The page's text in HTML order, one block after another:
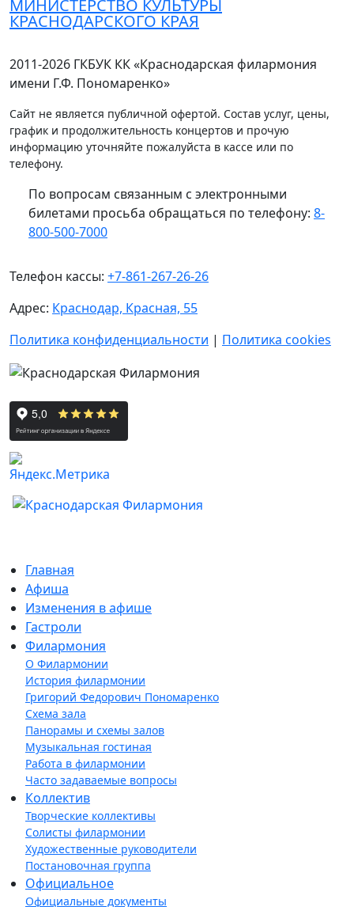
МИНИСТЕРСТВО КУЛЬТУРЫ
КРАСНОДАРСКОГО КРАЯ
2011-2026 ГКБУК КК «Краснодарская филармония
имени Г.Ф. Пономаренко»
Сайт не является публичной офертой. Состав услуг, цены,
график и продолжительность концертов и прочую
информацию уточняйте пожалуйста в кассе или по
телефону.
По вопросам связанным с электронными
билетами просьба обращаться по телефону: 8-
800-500-7000
Телефон кассы: +7-861-267-26-26
Адрес: Краснодар, Красная, 55
Политика конфиденциальности | Политика cookies
Главная
Афиша
Изменения в афише
Гастроли
Филармония
О Филармонии
История филармонии
Григорий Федорович Пономаренко
Схема зала
Панорамы и схемы залов
Музыкальная гостиная
Работа в филармонии
Часто задаваемые вопросы
Коллектив
Творческие коллективы
Солисты филармонии
Художественные руководители
Постановочная группа
Официальное
Официальные документы